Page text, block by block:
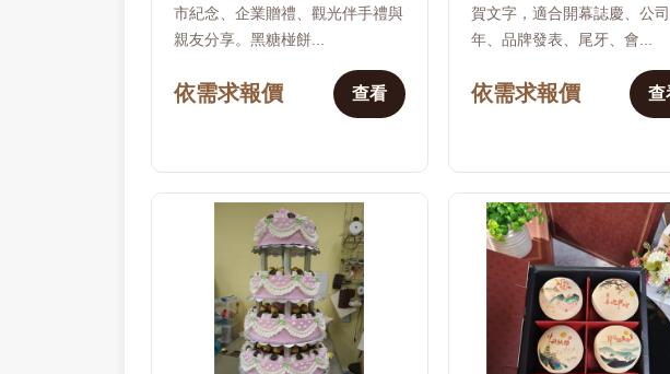
市紀念、企業贈禮、觀光伴手禮與
親友分享。黑糖椪餅...
依需求報價 查看
賀文字，適合開幕誌慶、公司
年、品牌發表、尾牙、會...
依需求報價 查